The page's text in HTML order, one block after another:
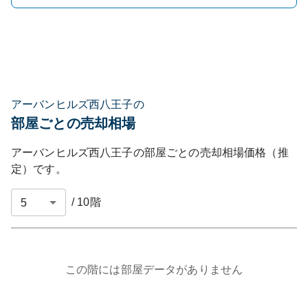
アーバンヒルズ西八王子の
部屋ごとの売却相場
アーバンヒルズ西八王子の部屋ごとの売却相場価格（推
定）です。
/ 10階
この階には部屋データがありません